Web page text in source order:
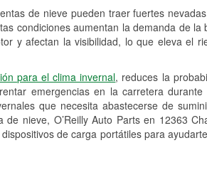
de nieve pueden traer fuertes
condiciones aumentan la demanda de
y afectan la visibilidad, lo que eleva el
para el clima invernal, reduces la
emergencias en la carretera
que necesita abastecerse de
de nieve, O’Reilly Auto Parts en 12363
de carga portátiles para